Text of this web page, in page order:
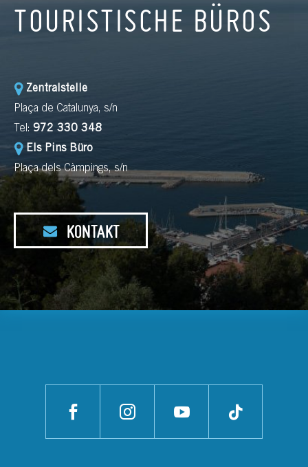
TOURISTISCHE BÜROS
Zentralstelle
Plaça de Catalunya, s/n
Tel: 972 330 348
Els Pins Büro
Plaça dels Càmpings, s/n
KONTAKT